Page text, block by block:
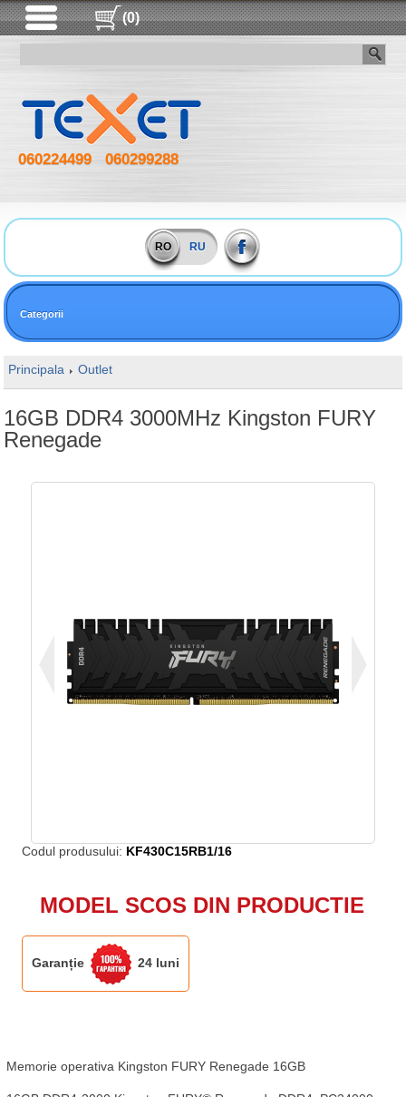
(0)
060224499 060299288
RO RU
Categorii
Principala Outlet
16GB DDR4 3000MHz Kingston FURY
Renegade
Codul produsului: KF430C15RB1/16
MODEL SCOS DIN PRODUCTIE
Garanție 24 luni
Memorie operativa Kingston FURY Renegade 16GB